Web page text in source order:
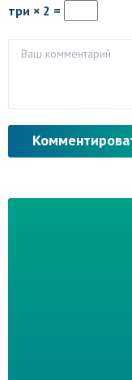
три × 2 =